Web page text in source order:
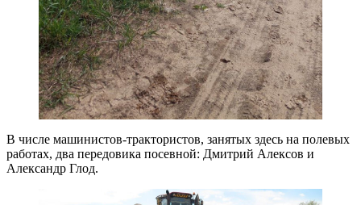
В числе машинистов-трактористов, занятых здесь на полевых
работах, два передовика посевной: Дмитрий Алексов и
Александр Глод.